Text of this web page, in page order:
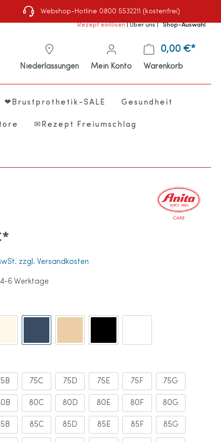
Webshop-Hotline 0800 5532211 (kostenfrei)
Rezept einlösen|Über uns| Shop-Auswahl
Niederlassungen Mein Konto
0,00 €*
Warenkorb
❤Brustprothetik-SALE Gesundheit
✉Rezept Freiumschlag
zzgl. Versandkosten
6 Werktage
75C 75D 75E 75F 75G
80C 80D 80E 80F 80G
85C 85D 85E 85F 85G